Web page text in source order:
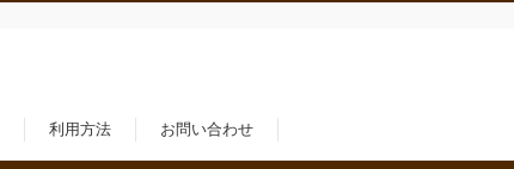
利用方法 お問い合わせ